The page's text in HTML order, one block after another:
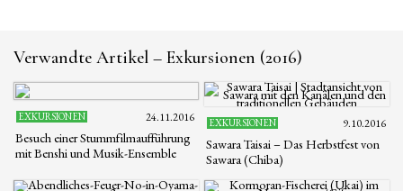
Verwandte Artikel – Exkursionen (2016)
EXKURSIONEN 24.11.2016
Besuch einer Stummfilmaufführung
mit Benshi und Musik-Ensemble
EXKURSIONEN 9.10.2016
Sawara Taisai – Das Herbstfest von
Sawara (Chiba)